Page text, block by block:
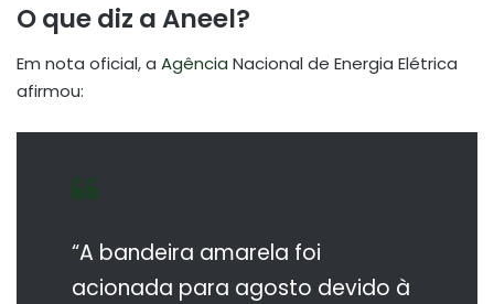
O que diz a Aneel?
Em nota oficial, a Agência Nacional de Energia Elétrica
afirmou:
“A bandeira amarela foi
acionada para agosto devido à